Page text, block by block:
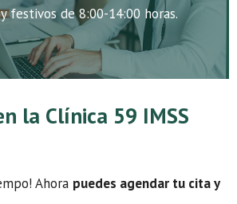
festivos de 8:00-14:00 horas.
la Clínica 59 IMSS
Ahora puedes agendar tu cita y